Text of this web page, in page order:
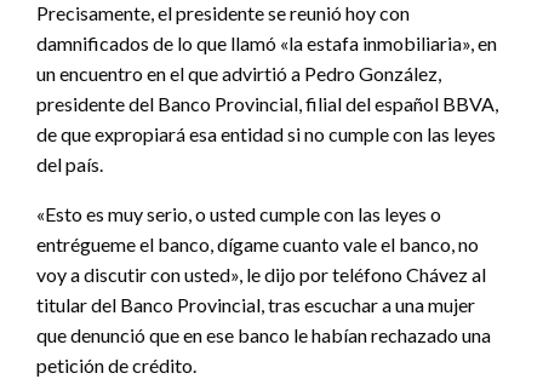
Precisamente, el presidente se reunió hoy con
damnificados de lo que llamó «la estafa inmobiliaria», en
un encuentro en el que advirtió a Pedro González,
presidente del Banco Provincial, filial del español BBVA,
de que expropiará esa entidad si no cumple con las leyes
del país.
«Esto es muy serio, o usted cumple con las leyes o
entrégueme el banco, dígame cuanto vale el banco, no
voy a discutir con usted», le dijo por teléfono Chávez al
titular del Banco Provincial, tras escuchar a una mujer
que denunció que en ese banco le habían rechazado una
petición de crédito.